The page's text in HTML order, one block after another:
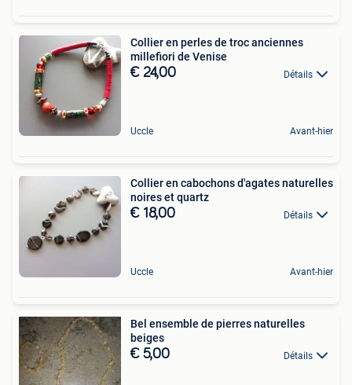
Collier en perles de troc anciennes
millefiori de Venise
€ 24,00 Détails
Uccle Avant-hier
Collier en cabochons d'agates naturelles
noires et quartz
€ 18,00 Détails
Uccle Avant-hier
Bel ensemble de pierres naturelles
beiges
€ 5,00 Détails